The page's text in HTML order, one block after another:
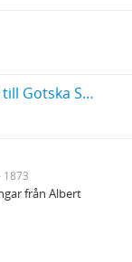
Albert Engström, del av manusutkast till Gotska Sandön (1926), ms. s. 8-13. Kopior av original sålt på bokauktion 7/5 1979 (nr 7422)
1873
från Albert